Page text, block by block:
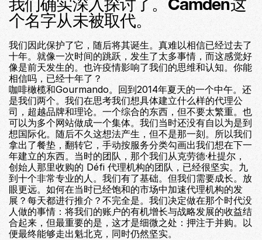
个名字从未被取代。
我们因此保护了它，随后将其诞生。真难以相信已经过去了
十年。就像一次时间的跳跃，发生了太多事情，而这感觉好
像是前天发生的。也许疫情影响了我们的思维和认知。你能
相信吗，已经十年了？
咖啡橄榄和Gourmando。回到2014年夏天的一个中午。还
是我们两个。我们在思考我们想具体建立什么样的代理公
司，超越品牌和理论。一个综合的东西，但不要太繁重。也
可以为多个网站做成一个集体。我们当时还没有自以为是到
想国际化。随后不久这想法产生，但不是那一刻。所以我们
拿出了餐垫，翻转它，手动按服务分类勾画出我们想在下一
年建立的东西。当时的团队，那个我们从克劳德·杜提尔，
创始人那里收购的 Défi 代理机构的团队，已经很坚实。九
到十个非常专业的人。我们有了基础。但我们需要成长。放
眼更远。如何在当时已经饱和的市场中加速代理机构的发
展？每天都进行推介？不完全是。我们决定做在那个时代没
人做的事情：将我们的账户的有机增长与战略发展的收益结
合起来，但最重要的是，这才是细微之处：押注于并购。以
便最终能够走出魁北克，同时仍然坚实。